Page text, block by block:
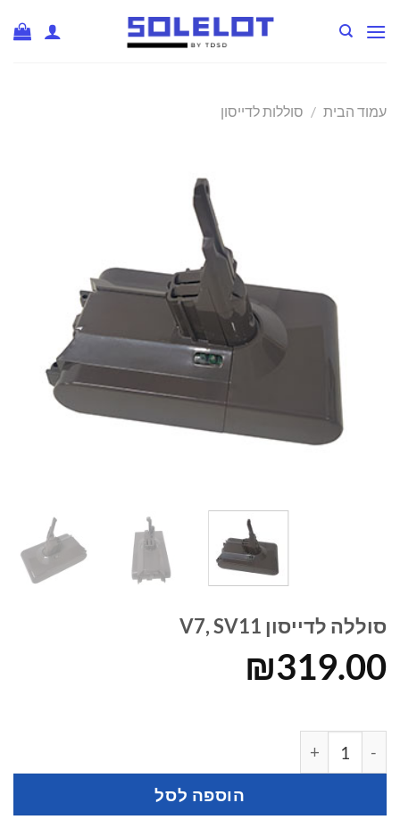
עמוד הבית / סוללות לדייסון
סוללה לדייסון V7, SV11
₪319.00
הוספה לסל